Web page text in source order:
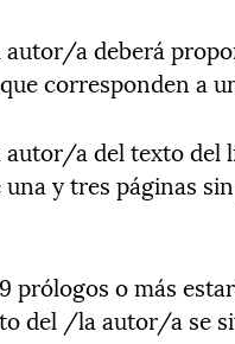
a deberá
corresponden a
a del texto del
y tres páginas
prólogos o más
del /la autor/a se